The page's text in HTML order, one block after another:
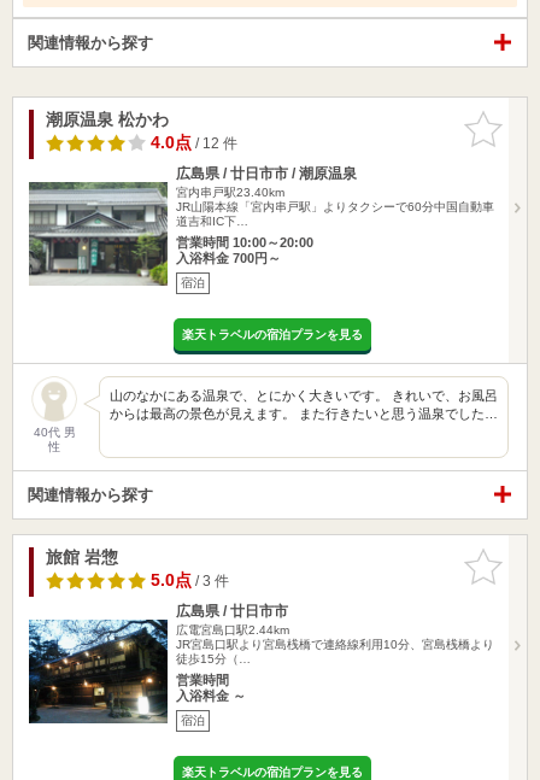
関連情報から探す
お気に入
りに追加
潮原温泉 松かわ
4.0点/ 12 件
広島県 / 廿日市市 / 潮原温泉
宮内串戸駅23.40km
JR山陽本線「宮内串戸駅」よりタクシーで60分中国自動車
道吉和IC下…
営業時間 10:00～20:00
入浴料金 700円～
宿泊
楽天トラベルの宿泊プランを見る
40代 男
性
山のなかにある温泉で、とにかく大きいです。 きれいで、お風呂
からは最高の景色が見えます。 また行きたいと思う温泉でした…
関連情報から探す
お気に入
りに追加
旅館 岩惣
5.0点/ 3 件
広島県 / 廿日市市
広電宮島口駅2.44km
JR宮島口駅より宮島桟橋で連絡線利用10分、宮島桟橋より
徒歩15分（…
営業時間
入浴料金 ～
宿泊
楽天トラベルの宿泊プランを見る